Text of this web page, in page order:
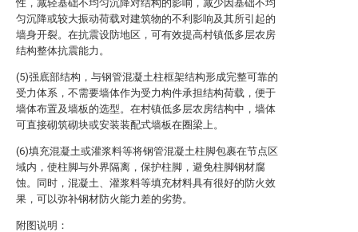
性，减轻基础不均匀沉降对结构的影响，减少因基础不均
匀沉降或较大振动荷载对建筑物的不利影响及其所引起的
墙身开裂。在抗震设防地区，可有效提高村镇低多层农房
结构整体抗震能力。
(5)强底部结构，与钢管混凝土柱框架结构形成完整可靠的
受力体系，不需要墙体作为受力构件承担结构荷载，便于
墙体布置及墙板的选型。在村镇低多层农房结构中，墙体
可直接砌筑砌块或安装装配式墙板在圈梁上。
(6)填充混凝土或灌浆料等将钢管混凝土柱脚包裹在节点区
域内，使柱脚与外界隔离，保护柱脚，避免柱脚钢材腐
蚀。同时，混凝土、灌浆料等填充材料具有很好的防火效
果，可以弥补钢材防火能力差的劣势。
附图说明：